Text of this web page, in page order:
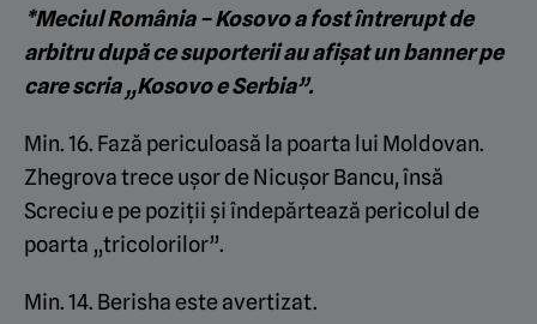
*Meciul România – Kosovo a fost întrerupt de
arbitru după ce suporterii au afișat un banner pe
care scria „Kosovo e Serbia”.
Min. 16. Fază periculoasă la poarta lui Moldovan.
Zhegrova trece ușor de Nicușor Bancu, însă
Screciu e pe poziții și îndepărtează pericolul de
poarta „tricolorilor”.
Min. 14. Berisha este avertizat.